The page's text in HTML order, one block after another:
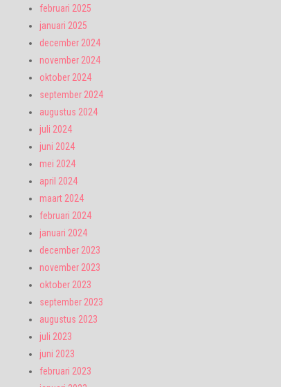
februari 2025
januari 2025
december 2024
november 2024
oktober 2024
september 2024
augustus 2024
juli 2024
juni 2024
mei 2024
april 2024
maart 2024
februari 2024
januari 2024
december 2023
november 2023
oktober 2023
september 2023
augustus 2023
juli 2023
juni 2023
februari 2023